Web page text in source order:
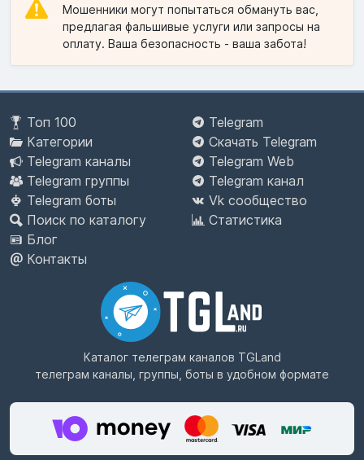
Мошенники могут попытаться обмануть вас,
предлагая фальшивые услуги или запросы на
оплату. Ваша безопасность - ваша забота!
Топ 100
Категории
Telegram каналы
Telegram группы
Telegram боты
Поиск по каталогу
Блог
Контакты
Telegram
Скачать Telegram
Telegram Web
Telegram канал
Vk сообщество
Статистика
Каталог телеграм каналов TGLand
телеграм каналы, группы, боты в удобном формате